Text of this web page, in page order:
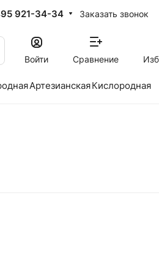
921-34-34 Заказать звонок
Войти Сравнение
АртезианскаяКислородная